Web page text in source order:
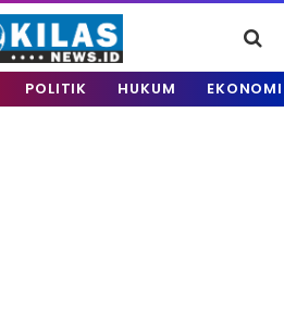
POLITIK HUKUM EKONOMI